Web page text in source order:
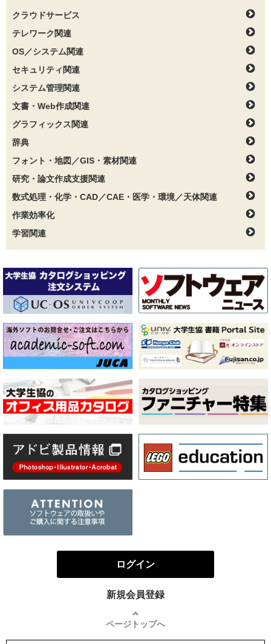
クラウドサービス
テレワーク関連
OS／システム関連
セキュリティ関連
システム管理関連
文書・Web作成関連
グラフィックス関連
辞典
フォント・地図／GIS・素材関連
研究・論文作成支援関連
数式処理・化学・CAD／CAE・医学・環境／天体関連
作業効率化
学習関連
ログイン
新規会員登録
ページトップへ